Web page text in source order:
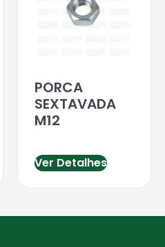
PORCA
SEXTAVADA
M12
Ver Detalhes